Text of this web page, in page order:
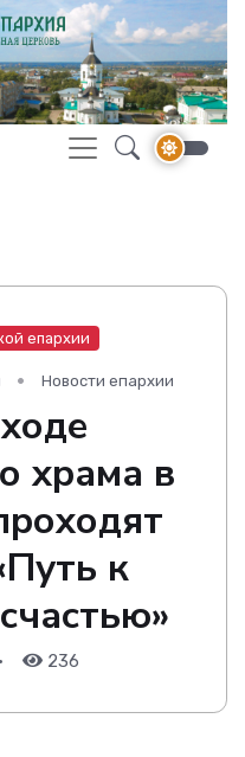
епархии
Новости епархии
храма в
к
• 236